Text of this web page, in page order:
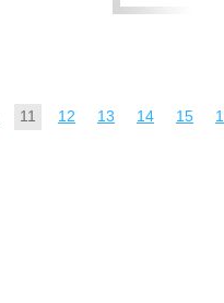
11 12 13 14 15